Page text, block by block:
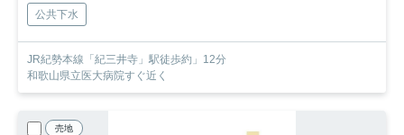
公共下水
JR紀勢本線「紀三井寺」駅徒歩約」12分
和歌山県立医大病院すぐ近く
売地